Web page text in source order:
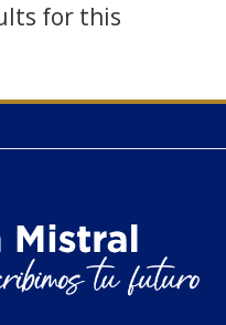
for this